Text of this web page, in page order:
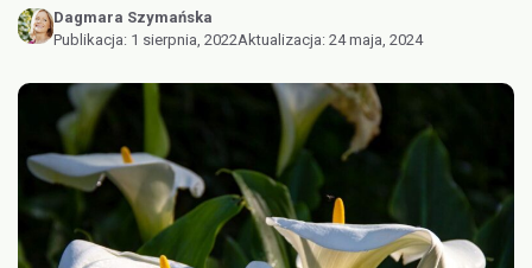
Dagmara Szymańska
Publikacja: 1 sierpnia, 2022Aktualizacja: 24 maja, 2024